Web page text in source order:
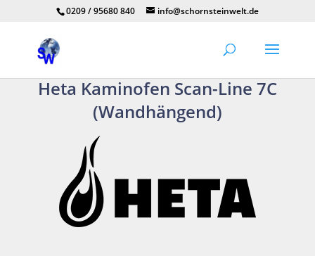
0209 / 95680 840 info@schornsteinwelt.de
Heta Kaminofen Scan-Line 7C
(Wandhängend)